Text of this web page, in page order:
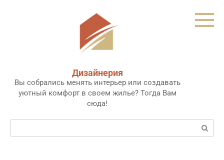
Дизайнерия
Вы собрались менять интерьер или создавать
уютный комфорт в своем жилье? Тогда Вам
сюда!
Поиск: